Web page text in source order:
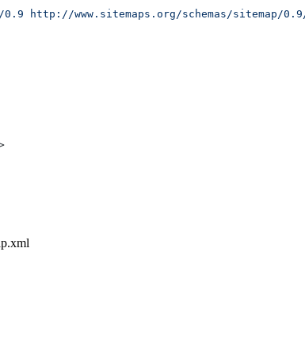
http://www.sitemaps.org/schemas/sitemap/